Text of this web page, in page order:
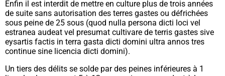
Enfin il est interdit de mettre en culture plus de trois années
de suite sans autorisation des terres gastes ou défrichées
sous peine de 25 sous (quod nulla persona dicti loci vel
estranea audeat vel presumat cultivare de terris gastes sive
eysartis factis in terra gasta dicti domini ultra annos tres
continue sine licencia dicti domini).
Un tiers des délits se solde par des peines inférieures à 1